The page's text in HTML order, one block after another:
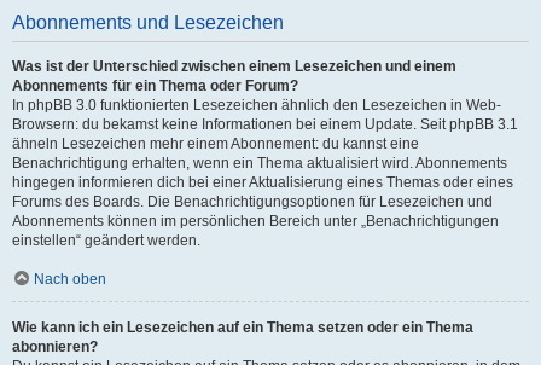
Abonnements und Lesezeichen
Was ist der Unterschied zwischen einem Lesezeichen und einem
Abonnements für ein Thema oder Forum?
In phpBB 3.0 funktionierten Lesezeichen ähnlich den Lesezeichen in Web-
Browsern: du bekamst keine Informationen bei einem Update. Seit phpBB 3.1
ähneln Lesezeichen mehr einem Abonnement: du kannst eine
Benachrichtigung erhalten, wenn ein Thema aktualisiert wird. Abonnements
hingegen informieren dich bei einer Aktualisierung eines Themas oder eines
Forums des Boards. Die Benachrichtigungsoptionen für Lesezeichen und
Abonnements können im persönlichen Bereich unter „Benachrichtigungen
einstellen“ geändert werden.
Nach oben
Wie kann ich ein Lesezeichen auf ein Thema setzen oder ein Thema
abonnieren?